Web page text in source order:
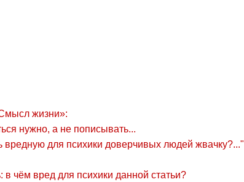
жизни»:
нужно, а не пописывать...
вредную для психики доверчивых людей жвачку?..."
чём вред для психики данной статьи?